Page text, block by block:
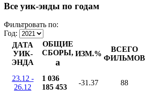
Все уик-энды по годам
Фильтровать по:
Год:
ДАТА
УИК-
ЭНДА
ОБЩИЕ
СБОРЫ,
a
ИЗМ.%
ВСЕГО
ФИЛЬМОВ
23.12 -
26.12
1 036
185 453
-31.37 88